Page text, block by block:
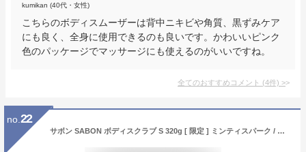
kumikan (40代・女性)
こちらのボディスムーザーは背中ニキビや角質、黒ずみケア
にも良く、全身に使用できるのも良いです。かわいいピンク
色のパッケージでマッサージにも使えるのがいいですね。
全てのおすすめコメント (4件) >
no. 22
サボン SABON ボディスクラブ S 320g [ 限定 ] ミンティスパーク / サニーカクテル / サニーラッシュ・デリケート ジャスミン / パチュリ ラベンダー バニラ / ホワイトティー / グリーンローズ 選べる7種類 [スモール サイズ クーリングボディスクラブ Sサイズ]